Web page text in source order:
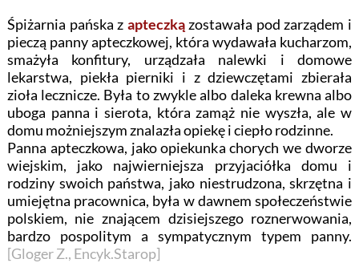
Śpiżarnia pańska z apteczkązostawała pod zarządem i
pieczą panny apteczkowej, która wydawała kucharzom,
smażyła konfitury, urządzała nalewki i domowe
lekarstwa, piekła pierniki i z dziewczętami zbierała
zioła lecznicze. Była to zwykle albo daleka krewna albo
uboga panna i sierota, która zamąż nie wyszła, ale w
domu możniejszym znalazła opiekę i ciepło rodzinne.
Panna apteczkowa, jako opiekunka chorych we dworze
wiejskim, jako najwierniejsza przyjaciółka domu i
rodziny swoich państwa, jako niestrudzona, skrzętna i
umiejętna pracownica, była w dawnem społeczeństwie
polskiem, nie znającem dzisiejszego roznerwowania,
bardzo pospolitym a sympatycznym typem panny.
[Gloger Z., Encyk.Starop]